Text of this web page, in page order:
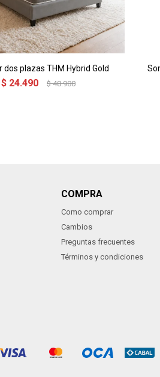
dos plazas THM Hybrid Gold
$ 24.490 $ 48.980
COMPRA
Como comprar
Cambios
Preguntas frecuentes
Términos y condiciones